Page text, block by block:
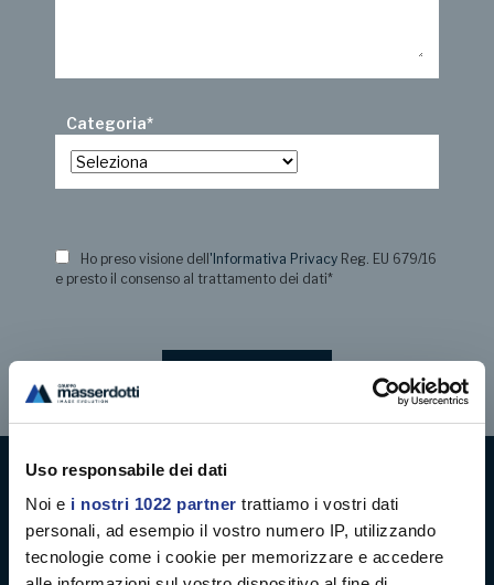
Uso responsabile dei dati
Noi e i nostri 1022 partner trattiamo i vostri dati
personali, ad esempio il vostro numero IP, utilizzando
tecnologie come i cookie per memorizzare e accedere
Categoria*
Ho preso visione dell 'Informativa Privacy Reg. EU 679/16
e presto il consenso al trattamento dei dati*
Digital decoration
Digital signage